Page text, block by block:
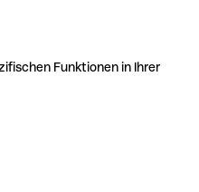
Funktionen in Ihrer